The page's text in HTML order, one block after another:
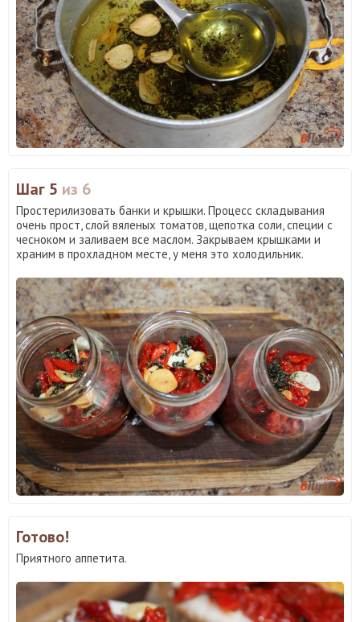
Шаг 5 из 6
Простерилизовать банки и крышки. Процесс складывания
очень прост, слой вяленых томатов, щепотка соли, специи с
чесноком и заливаем все маслом. Закрываем крышками и
храним в прохладном месте, у меня это холодильник.
Готово!
Приятного аппетита.